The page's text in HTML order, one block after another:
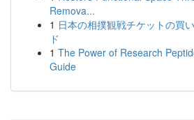
Remova...
1 日本の相撲観戦チケットの買
ド
1 The Power of Research
Guide